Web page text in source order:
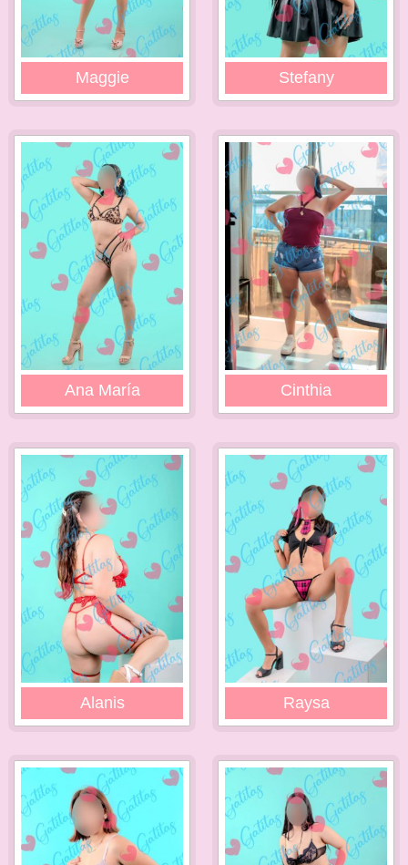
Maggie Stefany
Ana María Cinthia
Alanis Raysa